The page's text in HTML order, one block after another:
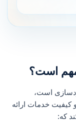
است؟
است،
خدمات ارائه
که: